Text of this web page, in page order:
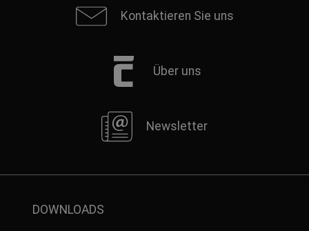
Kontaktieren Sie uns
Über uns
Newsletter
DOWNLOADS